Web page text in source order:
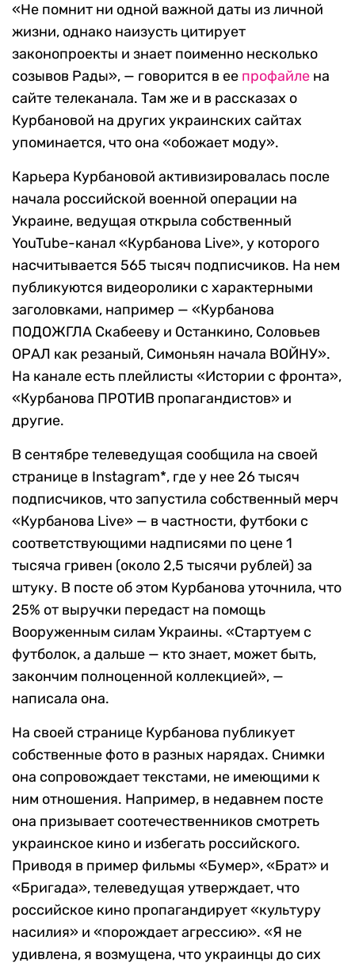
«Не помнит ни одной важной даты из личной
жизни, однако наизусть цитирует
законопроекты и знает поименно несколько
созывов Рады», — говорится в ее профайле на
сайте телеканала. Там же и в рассказах о
Курбановой на других украинских сайтах
упоминается, что она «обожает моду».
Карьера Курбановой активизировалась после
начала российской военной операции на
Украине, ведущая открыла собственный
YouTube-канал «Курбанова Live», у которого
насчитывается 565 тысяч подписчиков. На нем
публикуются видеоролики с характерными
заголовками, например — «Курбанова
ПОДОЖГЛА Скабееву и Останкино, Соловьев
ОРАЛ как резаный, Симоньян начала ВОЙНУ».
На канале есть плейлисты «Истории с фронта»,
«Курбанова ПРОТИВ пропагандистов» и
другие.
В сентябре телеведущая сообщила на своей
странице в Instagram*, где у нее 26 тысяч
подписчиков, что запустила собственный мерч
«Курбанова Live» — в частности, футбоки с
соответствующими надписями по цене 1
тысяча гривен (около 2,5 тысячи рублей) за
штуку. В посте об этом Курбанова уточнила, что
25% от выручки передаст на помощь
Вооруженным силам Украины. «Стартуем с
футболок, а дальше — кто знает, может быть,
закончим полноценной коллекцией», —
написала она.
На своей странице Курбанова публикует
собственные фото в разных нарядах. Снимки
она сопровождает текстами, не имеющими к
ним отношения. Например, в недавнем посте
она призывает соотечественников смотреть
украинское кино и избегать российского.
Приводя в пример фильмы «Бумер», «Брат» и
«Бригада», телеведущая утверждает, что
российское кино пропагандирует «культуру
насилия» и «порождает агрессию». «Я не
удивлена, я возмущена, что украинцы до сих